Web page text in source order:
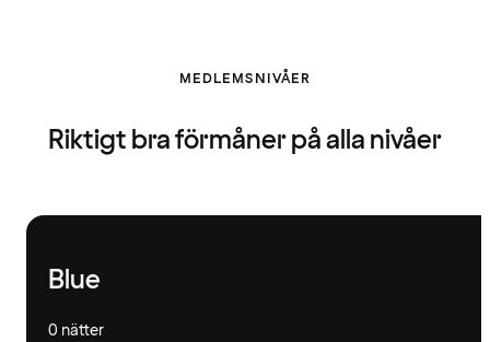
MEDLEMSNIVÅER
Riktigt bra förmåner på alla nivåer
Blue
0 nätter